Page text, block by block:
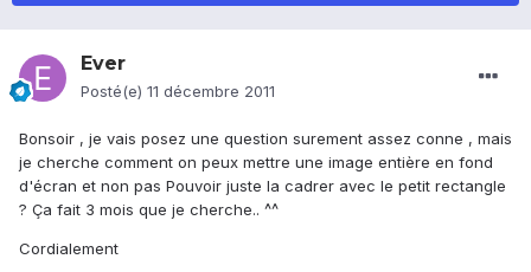
Ever
Posté(e) 11 décembre 2011
Bonsoir , je vais posez une question surement assez conne , mais
je cherche comment on peux mettre une image entière en fond
d'écran et non pas Pouvoir juste la cadrer avec le petit rectangle
? Ça fait 3 mois que je cherche.. ^^
Cordialement